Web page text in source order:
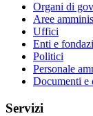
Organi di
Aree
Uffici
Enti e
Politici
Personale
Documenti e
Servizi